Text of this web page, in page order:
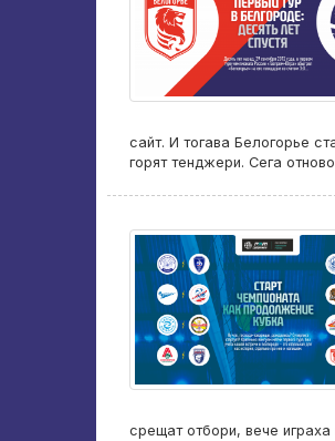
сайт. И тогава Белогорье
горят тенджери. Сега
срещат отбори, вече